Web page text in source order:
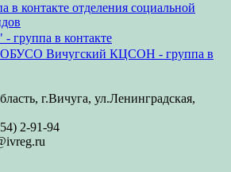
в контакте отделения социальной
группа в контакте
Вичугский КЦСОН - группа в
г.Вичуга, ул.Ленинградская,
2-91-94